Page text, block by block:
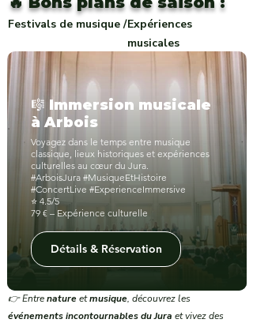
Festivals de musique /Expériences
musicales
🎼 Immersion musicale
à Arbois
Voyagez dans le temps entre musique
classique, lieux historiques et expériences
culturelles au cœur du Jura.
#ArboisJura #MusiqueEtHistoire
#ConcertLive #ExperienceImmersive
⭐ 4.5/5
79 € – Expérience culturelle
Détails & Réservation
👉 Entrenatureetmusique, découvrez les
événements incontournables du Jura et vivez des